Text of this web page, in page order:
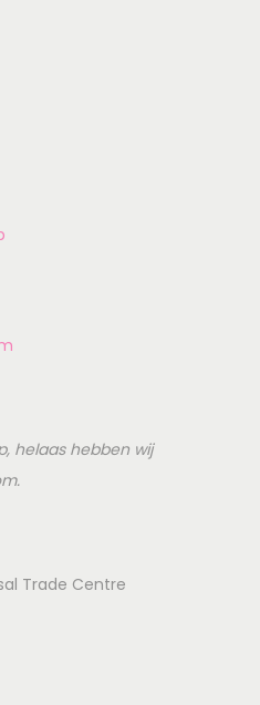
helaas hebben wij
Trade Centre